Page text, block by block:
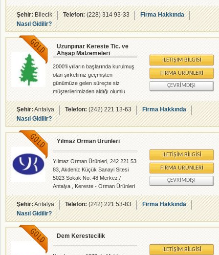
Türkiye genelinde hizmet
vermektedir.
Şehir:Bilecik Telefon:(228) 314 93-33
Firma Hakkında
Nasıl Gidilir?
Uzunpınar Kereste Tic. ve
Ahşap Malzemeleri
2000'li yılların başlarında kurulmuş
olan şirketimiz geçmişten
günümüze gelen süreçte siz
müşterilerimizden aldığı olumlu
tepkilerle her geçen gün daha
güvenli ve sağlam adımlarla
geleceğine yön
vermektedir.Göstermiş olduğunuz
ilgi ve alakadan dolayı sonsuz
şükranlarımızı sunarız.
İLETIŞIM BILGISI
FIRMA ÜRÜNLERI
ÇEVRIMDIŞI
Şehir:Antalya Telefon:(242) 221 13-63
Firma Hakkında
Nasıl Gidilir?
Yılmaz Orman Ürünleri
Yılmaz Orman Ürünleri, 242 221 53
83, Akdeniz Küçük Sanayi Sitesi
5023 Sokak No: 48 Merkez /
Antalya , Kereste - Orman Ürünleri
- rehberalem.com alanlarında faliyet
gösteren firmamızdır.
İLETIŞIM BILGISI
FIRMA ÜRÜNLERI
ÇEVRIMDIŞI
Şehir:Antalya Telefon:(242) 221 53-83
Firma Hakkında
Nasıl Gidilir?
Dem Kerestecilik
İLETIŞIM BILGISI